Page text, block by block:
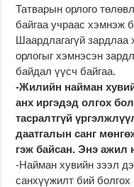
Татварын орлого
байгаа учраас хэмнэж
Шаардлагагүй зардлаа
орлогыг хэмнэсэн
байдал үүсч байгаа.
-Жилийн найман
анх иргэдэд олгох
тасралтгүй
даатгалын санг
гэж байсан. Энэ ажил
-Найман хувийн зээл
санхүүжилт бий болгох